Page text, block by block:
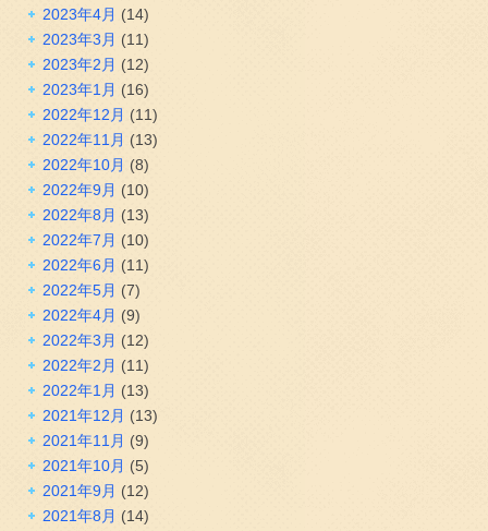
2023年4月 (14)
2023年3月 (11)
2023年2月 (12)
2023年1月 (16)
2022年12月 (11)
2022年11月 (13)
2022年10月 (8)
2022年9月 (10)
2022年8月 (13)
2022年7月 (10)
2022年6月 (11)
2022年5月 (7)
2022年4月 (9)
2022年3月 (12)
2022年2月 (11)
2022年1月 (13)
2021年12月 (13)
2021年11月 (9)
2021年10月 (5)
2021年9月 (12)
2021年8月 (14)